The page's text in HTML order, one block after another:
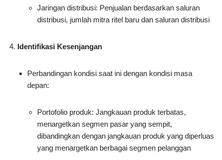
Jaringan distribusi: Penjualan berdasarkan saluran
distribusi, jumlah mitra ritel baru dan saluran distribusi
Identifikasi Kesenjangan
Perbandingan kondisi saat ini dengan kondisi masa
depan:
Portofolio produk: Jangkauan produk terbatas,
menargetkan segmen pasar yang sempit,
dibandingkan dengan jangkauan produk yang diperluas
yang menargetkan berbagai segmen pelanggan